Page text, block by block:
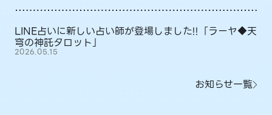
LINE占いに新しい占い師が登場しました!!「ラーヤ◆天
穹の神託タロット」
2026.05.15
お知らせ一覧